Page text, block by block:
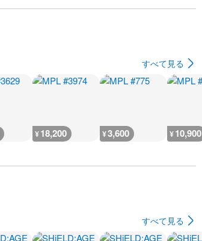
すべて見る
¥18,200 ¥3,600 ¥10,900
すべて見る